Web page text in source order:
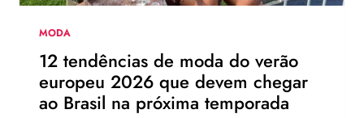
MODA
12 tendências de moda do verão
europeu 2026 que devem chegar
ao Brasil na próxima temporada